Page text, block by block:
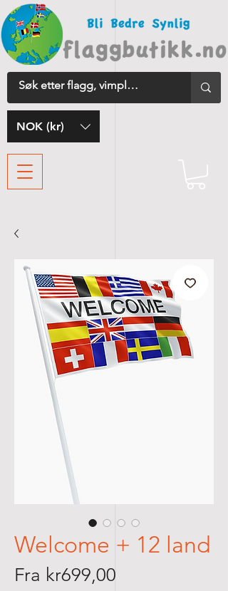
NOK (kr)
Welcome + 12 land
Fra kr699,00